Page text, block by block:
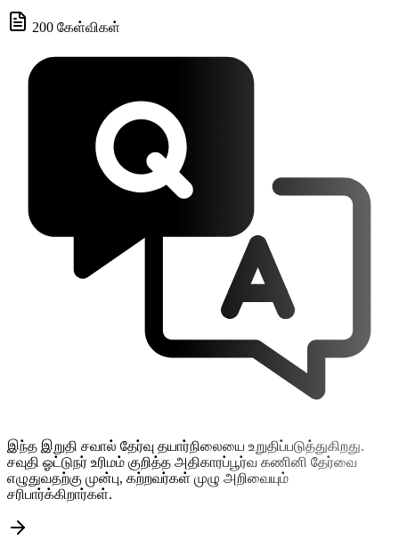
200 கேள்விகள்
இந்த இறுதி சவால் தேர்வு தயார்நிலையை உறுதிப்படுத்துகிறது.
சவுதி ஓட்டுநர் உரிமம் குறித்த அதிகாரப்பூர்வ கணினி தேர்வை
எழுதுவதற்கு முன்பு, கற்றவர்கள் முழு அறிவையும்
சரிபார்க்கிறார்கள்.